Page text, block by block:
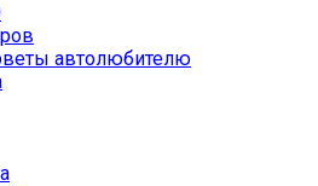
автолюбителю